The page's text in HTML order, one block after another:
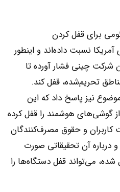
برای قفل کردن
نسبت داده‌اند و اینطور
شرکت چینی فشار آورده تا
تحریم‌شده، قفل کند.
نیز پاسخ داد که این
هوشمند را قفل کرده
کاربران و حقوق مصرف‌کنندگان
درباره آن تحقیقاتی صورت
می‌تواند قفل دستگاه‌ها را